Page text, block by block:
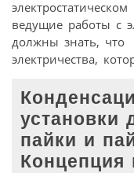
ведущие работы с
должны знать, что
электричества,
установки
пайки и
Концепция